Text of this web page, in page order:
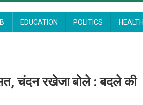
EDUCATION POLITICS HEALTH
चंदन रखेजा बोले : बदले की